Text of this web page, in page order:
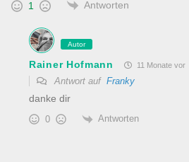
1 Antworten
Autor
Rainer Hofmann 11 Monate vor
Antwort auf Franky
danke dir
0 Antworten